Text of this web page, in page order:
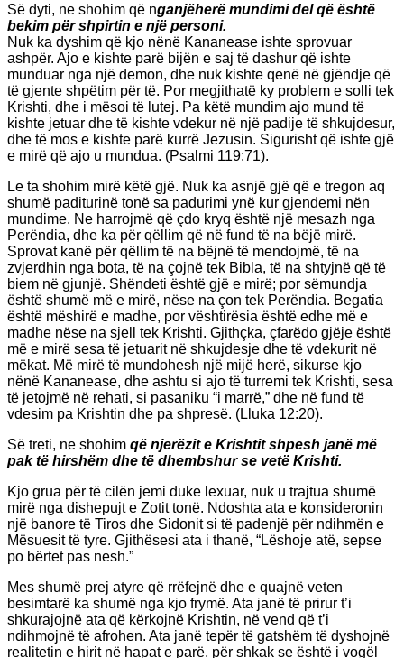
Së dyti, ne shohim që nganjëherë mundimi del që është
bekim për shpirtin e një personi.
Nuk ka dyshim që kjo nënë Kananease ishte sprovuar
ashpër. Ajo e kishte parë bijën e saj të dashur që ishte
munduar nga një demon, dhe nuk kishte qenë në gjëndje që
të gjente shpëtim për të. Por megjithatë ky problem e solli tek
Krishti, dhe i mësoi të lutej. Pa këtë mundim ajo mund të
kishte jetuar dhe të kishte vdekur në një padije të shkujdesur,
dhe të mos e kishte parë kurrë Jezusin. Sigurisht që ishte gjë
e mirë që ajo u mundua. (Psalmi 119:71).
Le ta shohim mirë këtë gjë. Nuk ka asnjë gjë që e tregon aq
shumë paditurinë tonë sa padurimi ynë kur gjendemi nën
mundime. Ne harrojmë që çdo kryq është një mesazh nga
Perëndia, dhe ka për qëllim që në fund të na bëjë mirë.
Sprovat kanë për qëllim të na bëjnë të mendojmë, të na
zvjerdhin nga bota, të na çojnë tek Bibla, të na shtyjnë që të
biem në gjunjë. Shëndeti është gjë e mirë; por sëmundja
është shumë më e mirë, nëse na çon tek Perëndia. Begatia
është mëshirë e madhe, por vështirësia është edhe më e
madhe nëse na sjell tek Krishti. Gjithçka, çfarëdo gjëje është
më e mirë sesa të jetuarit në shkujdesje dhe të vdekurit në
mëkat. Më mirë të mundohesh një mijë herë, sikurse kjo
nënë Kananease, dhe ashtu si ajo të turremi tek Krishti, sesa
të jetojmë në rehati, si pasaniku “i marrë,” dhe në fund të
vdesim pa Krishtin dhe pa shpresë. (Lluka 12:20).
Së treti, ne shohim që njerëzit e Krishtit shpesh janë më
pak të hirshëm dhe të dhembshur se vetë Krishti.
Kjo grua për të cilën jemi duke lexuar, nuk u trajtua shumë
mirë nga dishepujt e Zotit tonë. Ndoshta ata e konsideronin
një banore të Tiros dhe Sidonit si të padenjë për ndihmën e
Mësuesit të tyre. Gjithësesi ata i thanë, “Lëshoje atë, sepse
po bërtet pas nesh.”
Mes shumë prej atyre që rrëfejnë dhe e quajnë veten
besimtarë ka shumë nga kjo frymë. Ata janë të prirur t’i
shkurajojnë ata që kërkojnë Krishtin, në vend që t’i
ndihmojnë të afrohen. Ata janë tepër të gatshëm të dyshojnë
realitetin e hirit në hapat e parë, për shkak se është i vogël